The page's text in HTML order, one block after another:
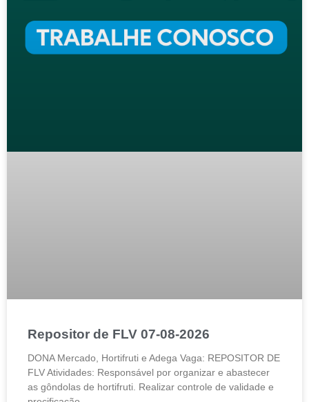
Repositor de FLV 07-08-2026
DONA Mercado, Hortifruti e Adega Vaga: REPOSITOR DE
FLV Atividades: Responsável por organizar e abastecer
as gôndolas de hortifruti. Realizar controle de validade e